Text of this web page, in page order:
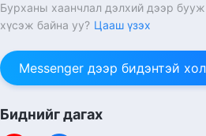
Бурханы хаанчлал дэлхий дээр
хүсэж байна уу? Цааш үзэх
Messenger дээр бидэнтэй
Биднийг дагах